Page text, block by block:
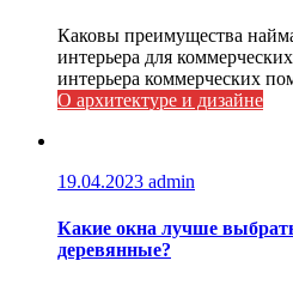
Каковы преимущества
интерьера для
интерьера коммерческих
О архитектуре и дизайне
19.04.2023 admin
Какие окна лучше
деревянные?